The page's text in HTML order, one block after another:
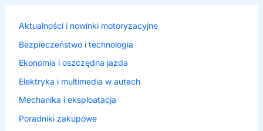
Aktualności i nowinki motoryzacyjne
Bezpieczeństwo i technologia
Ekonomia i oszczędna jazda
Elektryka i multimedia w autach
Mechanika i eksploatacja
Poradniki zakupowe